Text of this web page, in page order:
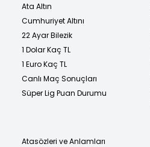
Ata Altın
Cumhuriyet Altını
22 Ayar Bilezik
1 Dolar Kaç TL
1 Euro Kaç TL
Canlı Maç Sonuçları
Süper Lig Puan Durumu
Atasözleri ve Anlamları